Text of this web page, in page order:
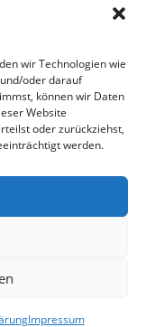
wir Technologien wie
oder darauf
können wir Daten
Website
oder zurückziehst,
werden.
Impressum
einem Anschlag wäre
Haben Sie eine